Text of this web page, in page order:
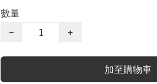
數量
−
+
加至購物車